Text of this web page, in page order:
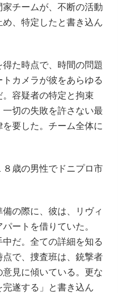
チームが、不断の活動
、特定したと書き込ん
た時点で、時間の問題
カメラが彼をあらゆる
容疑者の特定と拘束
切の失敗を許さない最
要した。チーム全体に
歳の男性でドニプロ市
の際に、彼は、リヴィ
ートを借りていた。
だ。全ての詳細を知る
で、捜査班は、銃撃者
見に傾いている。更な
遂する」と書き込ん